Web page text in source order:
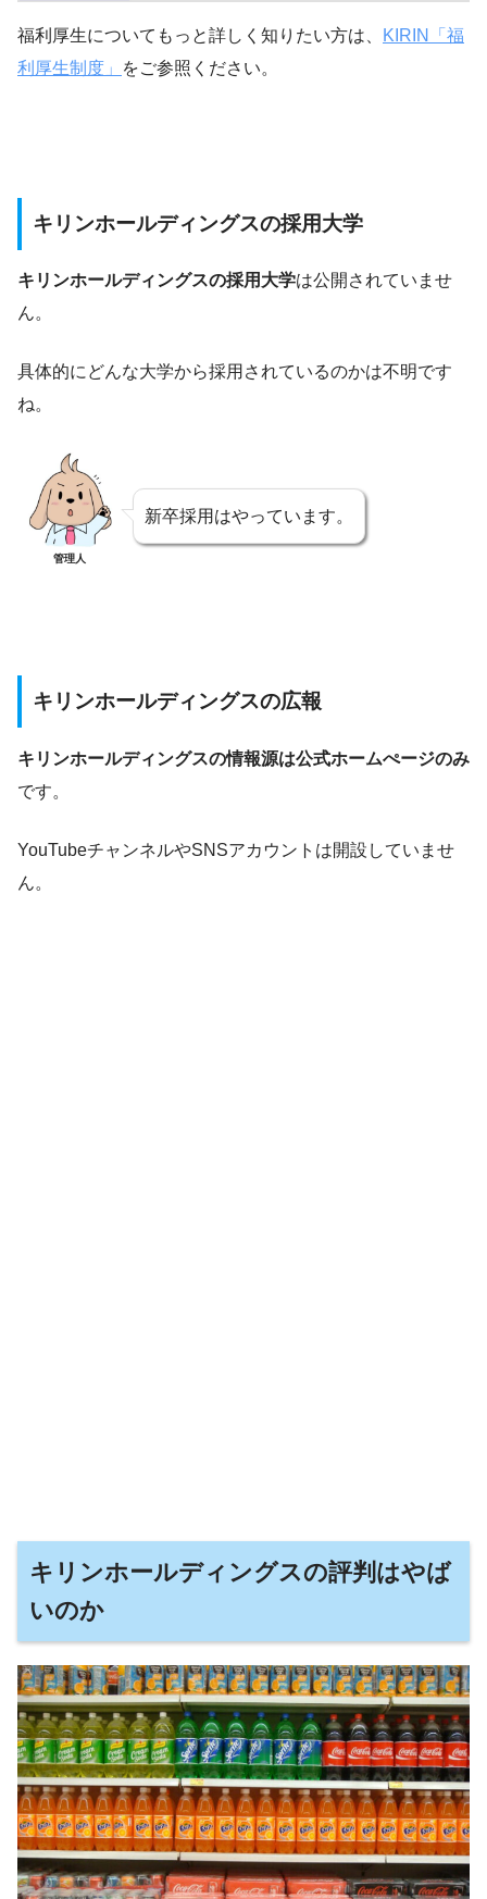
福利厚生についてもっと詳しく知りたい方は、
KIRIN「福
利厚生制度」
をご参照ください。
キリンホールディングスの採用大学
キリンホールディングスの採用大学は公開されていませ
ん。
具体的にどんな大学から採用されているのかは不明です
ね。
管理人
新卒採用はやっています。
キリンホールディングスの広報
キリンホールディングスの情報源は公式ホームぺージのみ
です。
YouTubeチャンネルやSNSアカウントは開設していませ
ん。
キリンホールディングスの評判はやば
いのか